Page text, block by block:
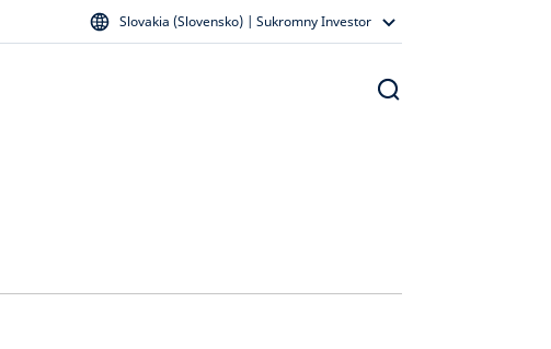
Slovakia (Slovensko) | Sukromny Investor